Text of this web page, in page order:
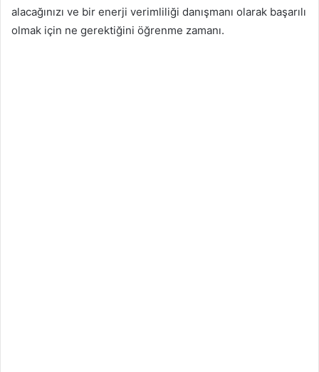
alacağınızı ve bir enerji verimliliği danışmanı olarak başarılı
olmak için ne gerektiğini öğrenme zamanı.